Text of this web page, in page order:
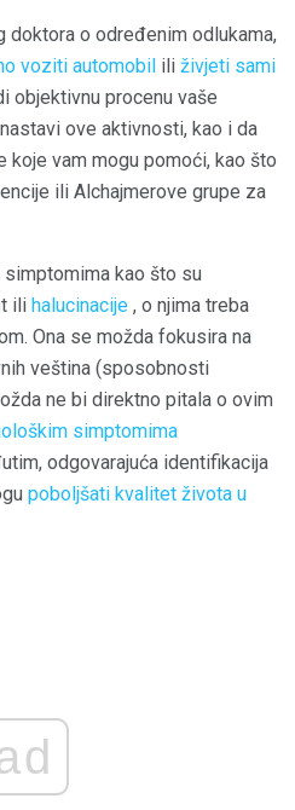
o određenim odlukama,
voziti automobil ili živjeti sami
objektivnu procenu vaše
ove aktivnosti, kao i da
koje vam mogu pomoći, kao što
ili Alchajmerove grupe za
kao što su
ili halucinacije , o njima treba
Ona se možda fokusira na
veština (sposobnosti
ne bi direktno pitala o ovim
simptomima
odgovarajuća identifikacija
poboljšati kvalitet života u